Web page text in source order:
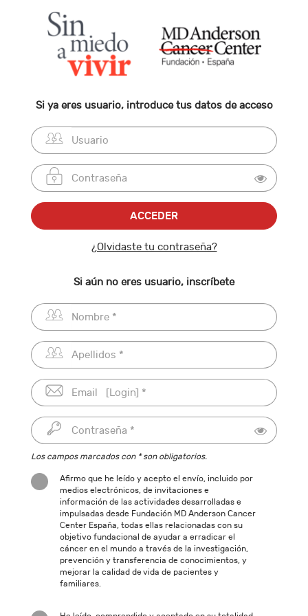
Si ya eres usuario, introduce tus datos de acceso
¿Olvidaste tu contraseña?
Si aún no eres usuario, inscríbete
Los campos marcados con * son obligatorios.
Afirmo que he leído y acepto el envío, incluido por
medios electrónicos, de invitaciones e
información de las actividades desarrolladas e
impulsadas desde Fundación MD Anderson Cancer
Center España, todas ellas relacionadas con su
objetivo fundacional de ayudar a erradicar el
cáncer en el mundo a través de la investigación,
prevención y transferencia de conocimientos, y
mejorar la calidad de vida de pacientes y
familiares.